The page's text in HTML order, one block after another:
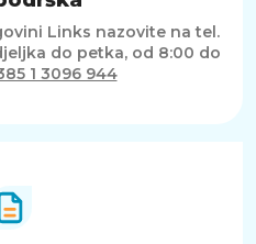
Links nazovite na tel.
do petka, od 8:00 do
1 3096 944